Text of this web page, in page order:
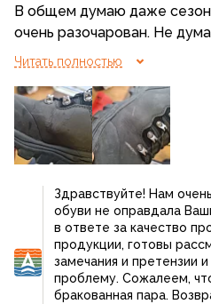
В общем думаю даже
очень разочарован. Не
Ожидал от них большего, а
Читать полностью
Здравствуйте! Нам
обуви не оправдала
в ответе за качество
продукции, готовы
замечания и претензии
проблему. Сожалеем,
бракованная пара.